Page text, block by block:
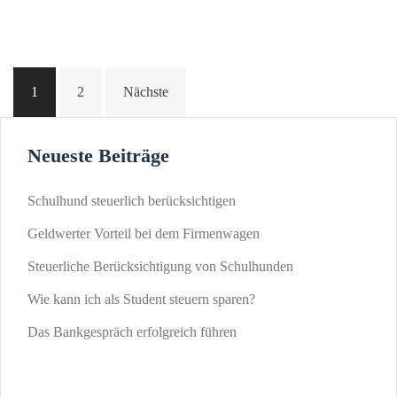
1 2 Nächste
Neueste Beiträge
Schulhund steuerlich berücksichtigen
Geldwerter Vorteil bei dem Firmenwagen
Steuerliche Berücksichtigung von Schulhunden
Wie kann ich als Student steuern sparen?
Das Bankgespräch erfolgreich führen